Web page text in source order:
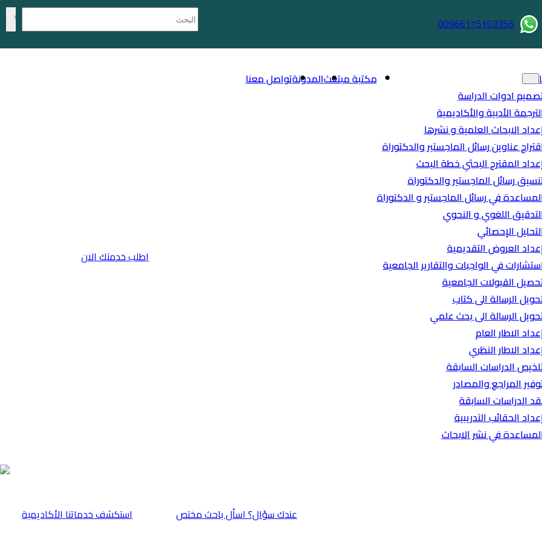
00966115103356
ادوات الدراسة
الأدبية والأكاديمية
الابحاث العلمية و نشرها
عناوين رسائل الماجستير والدكتوراة
المقترح البحثي خطة البحث
رسائل الماجستير والدكتوراة
في رسائل الماجستير و الدكتوراة
اللغوي و النحوي
الإحصائي
العروض التقديمية
في الواجبات والتقارير الجامعية
القبولات الجامعية
الرسالة الى كتاب
الرسالة الى بحث علمي
الاطار العام
الاطار النظري
الدراسات السابقة
المراجع والمصادر
الدراسات السابقة
الحقائب التدريبية
في نشر الابحاث
مكتبة مبتعثالمدونةتواصل معنا
اطلب خدمتك الان
⁠استكشف خدماتنا الأكاديمية عندك سؤال؟ اسأل باحث مختص